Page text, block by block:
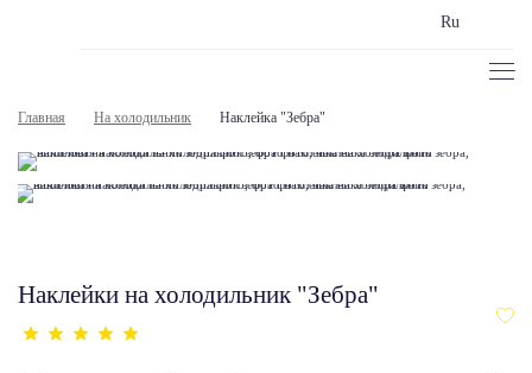
Ru
Главная На холодильник Наклейка "Зебра"
Наклейки на холодильник "Зебра"